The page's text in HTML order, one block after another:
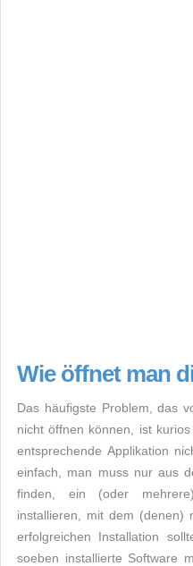
Wie öffnet man
Das häufigste Problem, das
nicht öffnen können, ist
entsprechende Applikation
einfach, man muss nur aus
finden, ein (oder
installieren, mit dem (denen)
erfolgreichen Installation
soeben installierte Software